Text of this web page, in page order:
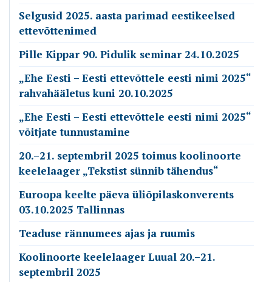
Selgusid 2025. aasta parimad eestikeelsed
ettevõttenimed
Pille Kippar 90. Pidulik seminar 24.10.2025
„Ehe Eesti – Eesti ettevõttele eesti nimi 2025“
rahvahääletus kuni 20.10.2025
„Ehe Eesti – Eesti ettevõttele eesti nimi 2025“
võitjate tunnustamine
20.–21. septembril 2025 toimus koolinoorte
keelelaager „Tekstist sünnib tähendus“
Euroopa keelte päeva üliõpilaskonverents
03.10.2025 Tallinnas
Teaduse rännumees ajas ja ruumis
Koolinoorte keelelaager Luual 20.–21.
septembril 2025